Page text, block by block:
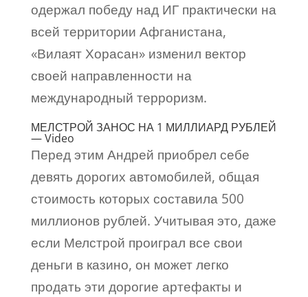
одержал победу над ИГ практически на
всей территории Афганистана,
«Вилаят Хорасан» изменил вектор
своей направленности на
международный терроризм.
МЕЛСТРОЙ ЗАНОС НА 1 МИЛЛИАРД РУБЛЕЙ
— Video
Перед этим Андрей приобрел себе
девять дорогих автомобилей, общая
стоимость которых составила 500
миллионов рублей. Учитывая это, даже
если Мелстрой проиграл все свои
деньги в казино, он может легко
продать эти дорогие артефакты и